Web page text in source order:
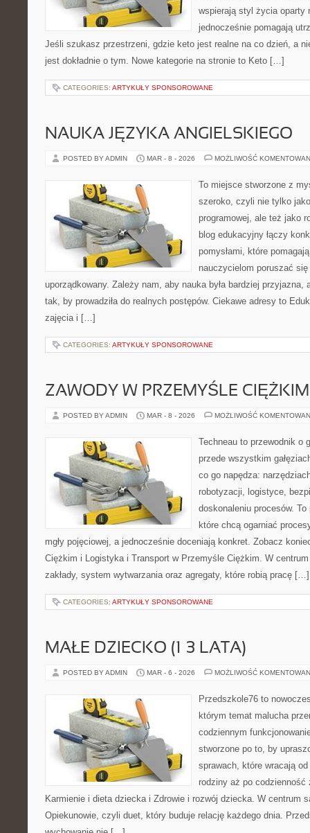
wspierają styl życia oparty
jednocześnie pomagają
Jeśli szukasz przestrzeni, gdzie keto jest realne na co dzień, a
jest dokładnie o tym. Nowe kategorie na stronie to Keto […]
CATEGORIES: ARTYKUŁY SPONSOROWANE
NAUKA JĘZYKA ANGIELSKIEGO
POSTED BY ADMIN MAR - 8 - 2026 MOŻLIWOŚĆ
To miejsce stworzone z
szeroko, czyli nie tylko
programowej, ale też jako
blog edukacyjny łączy
pomysłami, które
nauczycielom poruszać
uporządkowany. Zależy nam, aby nauka była bardziej przyjazna,
tak, by prowadziła do realnych postępów. Ciekawe adresy to
zajęcia i […]
CATEGORIES: ARTYKUŁY SPONSOROWANE
ZAWODY W PRZEMYŚLE CIĘŻKIM
POSTED BY ADMIN MAR - 8 - 2026 MOŻLIWOŚĆ
Techneau to przewodnik o
przede wszystkim
co go napędza:
robotyzacji, logistyce,
doskonaleniu procesów.
które chcą ogarniać
mgły pojęciowej, a jednocześnie doceniają konkret. Zobacz
Ciężkim i Logistyka i Transport w Przemyśle Ciężkim. W
zakłady, system wytwarzania oraz agregaty, które robią pracę […]
CATEGORIES: ARTYKUŁY SPONSOROWANE
MAŁE DZIECKO (1–3 LATA)
POSTED BY ADMIN MAR - 6 - 2026 MOŻLIWOŚĆ
Przedszkole76 to
którym temat malucha
codziennym
stworzone po to, by
sprawach, które wracają
rodziny aż po
Karmienie i dieta dziecka i Zdrowie i rozwój dziecka. W centrum
Opiekunowie, czyli duet, który buduje relację każdego dnia.